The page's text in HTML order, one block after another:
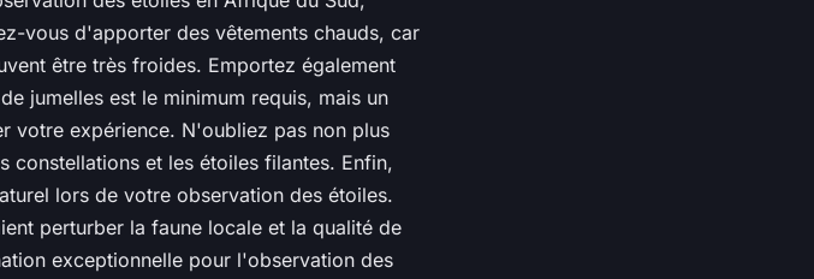
vous d'apporter des vêtements chauds, car
être très froides. Emportez également
jumelles est le minimum requis, mais un
votre expérience. N'oubliez pas non plus
constellations et les étoiles filantes. Enfin,
lors de votre observation des étoiles.
perturber la faune locale et la qualité de
exceptionnelle pour l'observation des